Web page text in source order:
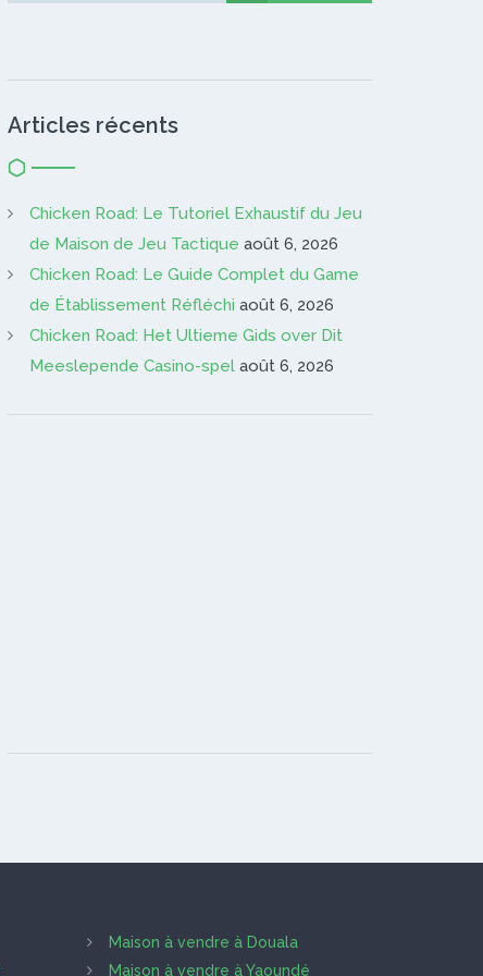
Articles récents
Chicken Road: Le Tutoriel Exhaustif du Jeu
de Maison de Jeu Tactique août 6, 2026
Chicken Road: Le Guide Complet du Game
de Établissement Réfléchi août 6, 2026
Chicken Road: Het Ultieme Gids over Dit
Meeslepende Casino-spel août 6, 2026
Maison à vendre à Douala
Maison à vendre à Yaoundé